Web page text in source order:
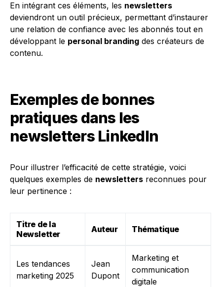
En intégrant ces éléments, les newsletters
deviendront un outil précieux, permettant d’instaurer
une relation de confiance avec les abonnés tout en
développant le personal branding des créateurs de
contenu.
Exemples de bonnes
pratiques dans les
newsletters LinkedIn
Pour illustrer l’efficacité de cette stratégie, voici
quelques exemples de newsletters reconnues pour
leur pertinence :
Titre de la
Newsletter
Auteur Thématique
Les tendances
marketing 2025
Jean
Dupont
Marketing et
communication
digitale